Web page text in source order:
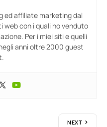
ed affiliate marketing dal
web con i quali ho venduto
Per i miei siti e quelli
anni oltre 2000 guest
NEXT